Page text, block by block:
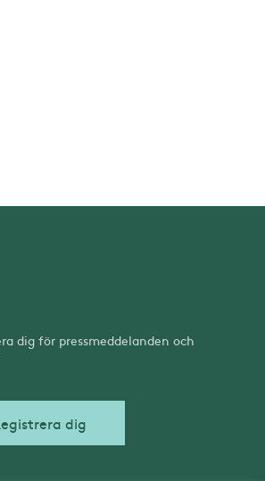
dig för pressmeddelanden och
dig